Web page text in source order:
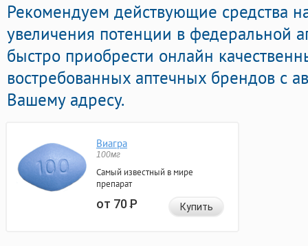
Рекомендуем действующие средства
увеличения потенции в федеральной
быстро приобрести онлайн
востребованных аптечных брендов с
Вашему адресу.
Виагра
100мг
Самый известный в мире
препарат
от 70Р Купить